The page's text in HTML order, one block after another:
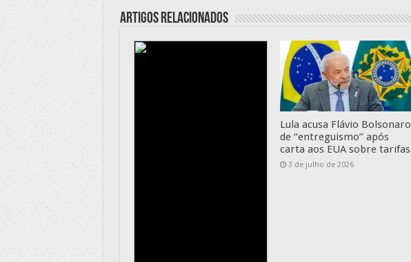
Artigos relacionados
Lula acusa Flávio Bolsonaro
de “entreguismo” após
carta aos EUA sobre tarifas
3 de julho de 2026